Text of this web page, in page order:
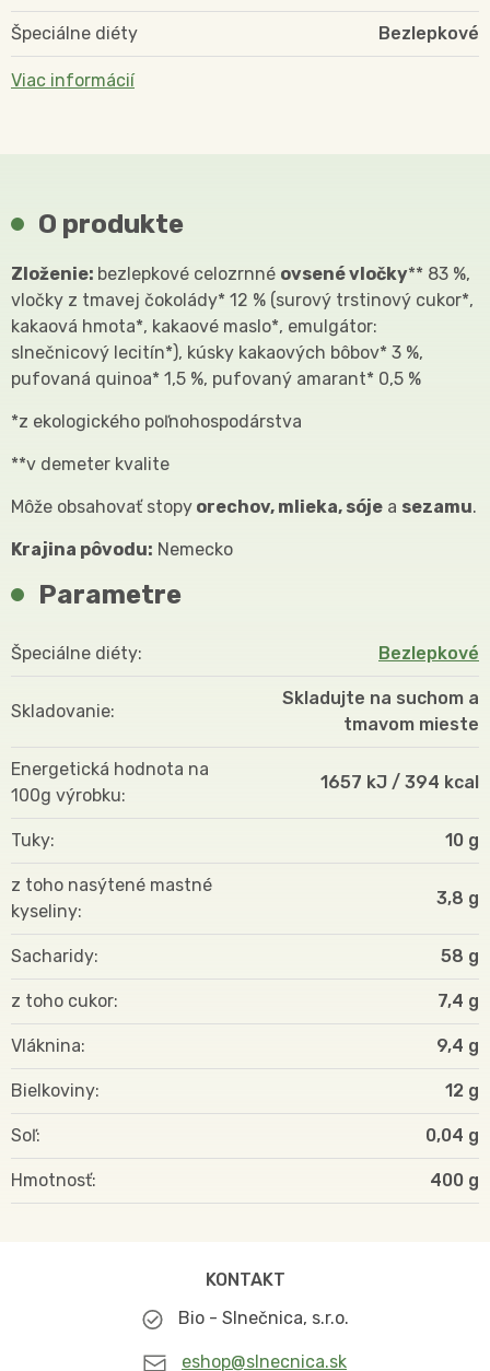
Špeciálne diéty Bezlepkové
Viac informácií
O produkte
Zloženie: bezlepkové celozrnné ovsené vločky** 83 %,
vločky z tmavej čokolády* 12 % (surový trstinový cukor*,
kakaová hmota*, kakaové maslo*, emulgátor:
slnečnicový lecitín*), kúsky kakaových bôbov* 3 %,
pufovaná quinoa* 1,5 %, pufovaný amarant* 0,5 %
*z ekologického poľnohospodárstva
**v demeter kvalite
Môže obsahovať stopy orechov, mlieka, sóje a sezamu.
Krajina pôvodu: Nemecko
Parametre
Špeciálne diéty Bezlepkové
Skladovanie
Skladujte na suchom a
tmavom mieste
Energetická hodnota na
100g výrobku
1657 kJ / 394 kcal
Tuky 10 g
z toho nasýtené mastné
kyseliny
3,8 g
Sacharidy 58 g
z toho cukor 7,4 g
Vláknina 9,4 g
Bielkoviny 12 g
Soľ 0,04 g
Hmotnosť 400
KONTAKT
Bio - Slnečnica, s.r.o.
eshop@slnecnica.sk